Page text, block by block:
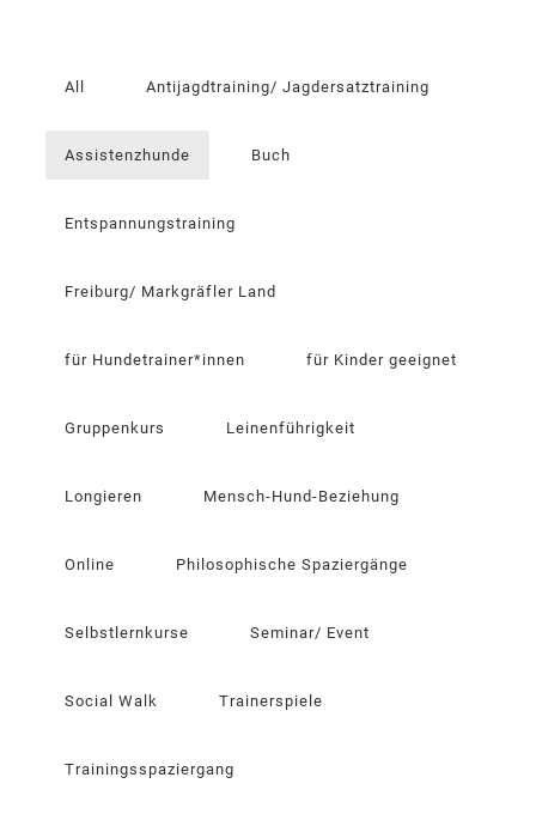
All Antijagdtraining/ Jagdersatztraining
Assistenzhunde Buch
Entspannungstraining
Freiburg/ Markgräfler Land
für Hundetrainer*innen für Kinder geeignet
Gruppenkurs Leinenführigkeit
Longieren Mensch-Hund-Beziehung
Online Philosophische Spaziergänge
Selbstlernkurse Seminar/ Event
Social Walk Trainerspiele
Trainingsspaziergang